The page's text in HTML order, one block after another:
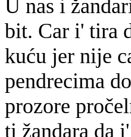
U nas i
bit. Car i' tira
kuću jer nije
pendrecima
prozore
ti žandara da